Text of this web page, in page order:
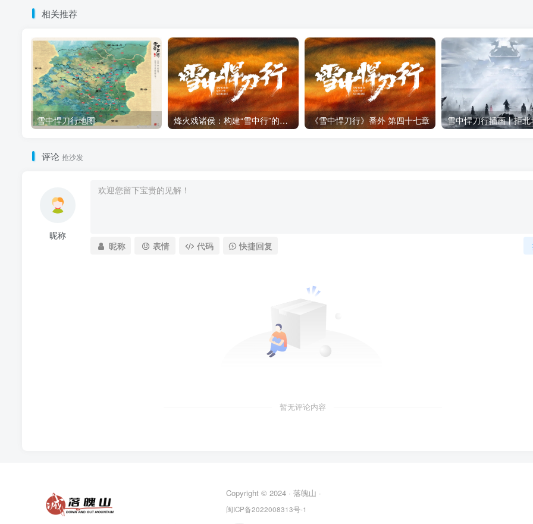
相关推荐
雪中悍刀行地图 烽火戏诸侯：构建“雪中行”的小说世界 《雪中悍刀行》番外 第四十七章
评论 抢沙发
昵称
昵称 表情 代码 快捷回复
暂无评论内容
Copyright © 2024 · 落魄山 ·
闽ICP备2022008313号-1